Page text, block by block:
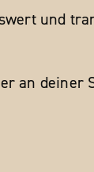
und
an deiner